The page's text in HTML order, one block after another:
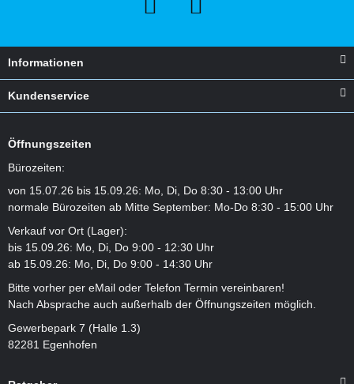
Informationen
Kundenservice
Öffnungszeiten
Bürozeiten:
von 15.07.26 bis 15.09.26: Mo, Di, Do 8:30 - 13:00 Uhr
normale Bürozeiten ab Mitte September: Mo-Do 8:30 - 15:00 Uhr
Verkauf vor Ort (Lager):
bis 15.09.26: Mo, Di, Do 9:00 - 12:30 Uhr
ab 15.09.26: Mo, Di, Do 9:00 - 14:30 Uhr
Bitte vorher per eMail oder Telefon Termin vereinbaren!
Nach Absprache auch außerhalb der Öffnungszeiten möglich.
Gewerbepark 7 (Halle 1.3)
82281 Egenhofen